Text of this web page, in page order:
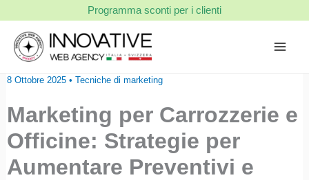
contenuto
Programma sconti per i clienti
8 Ottobre 2025 • Tecniche di marketing
Marketing per Carrozzerie e
Officine: Strategie per
Aumentare Preventivi e